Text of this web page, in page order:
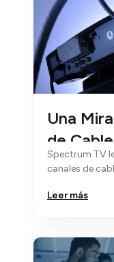
Una
de
Spectrum TV
canales de
Leer más